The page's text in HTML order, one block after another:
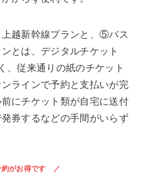
越新幹線プランと、⑤バス
とは、デジタルチケット
、従来通りの紙のチケット
ラインで予約と支払いが完
にチケット類が自宅に送付
券するなどの手間がいらず
がお得です